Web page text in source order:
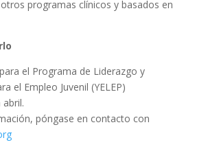
programas clínicos y basados en
el Programa de Liderazgo y
el Empleo Juvenil (YELEP)
póngase en contacto con